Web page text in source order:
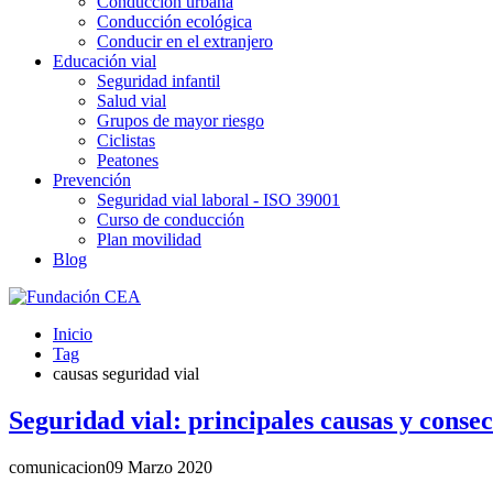
Conducción ecológica
Conducir en el extranjero
Educación vial
Seguridad infantil
Salud vial
Grupos de mayor riesgo
Ciclistas
Peatones
Prevención
Seguridad vial laboral - ISO 39001
Curso de conducción
Plan movilidad
Blog
Inicio
Tag
causas seguridad vial
Seguridad vial: principales causas y
comunicacion09 Marzo 2020